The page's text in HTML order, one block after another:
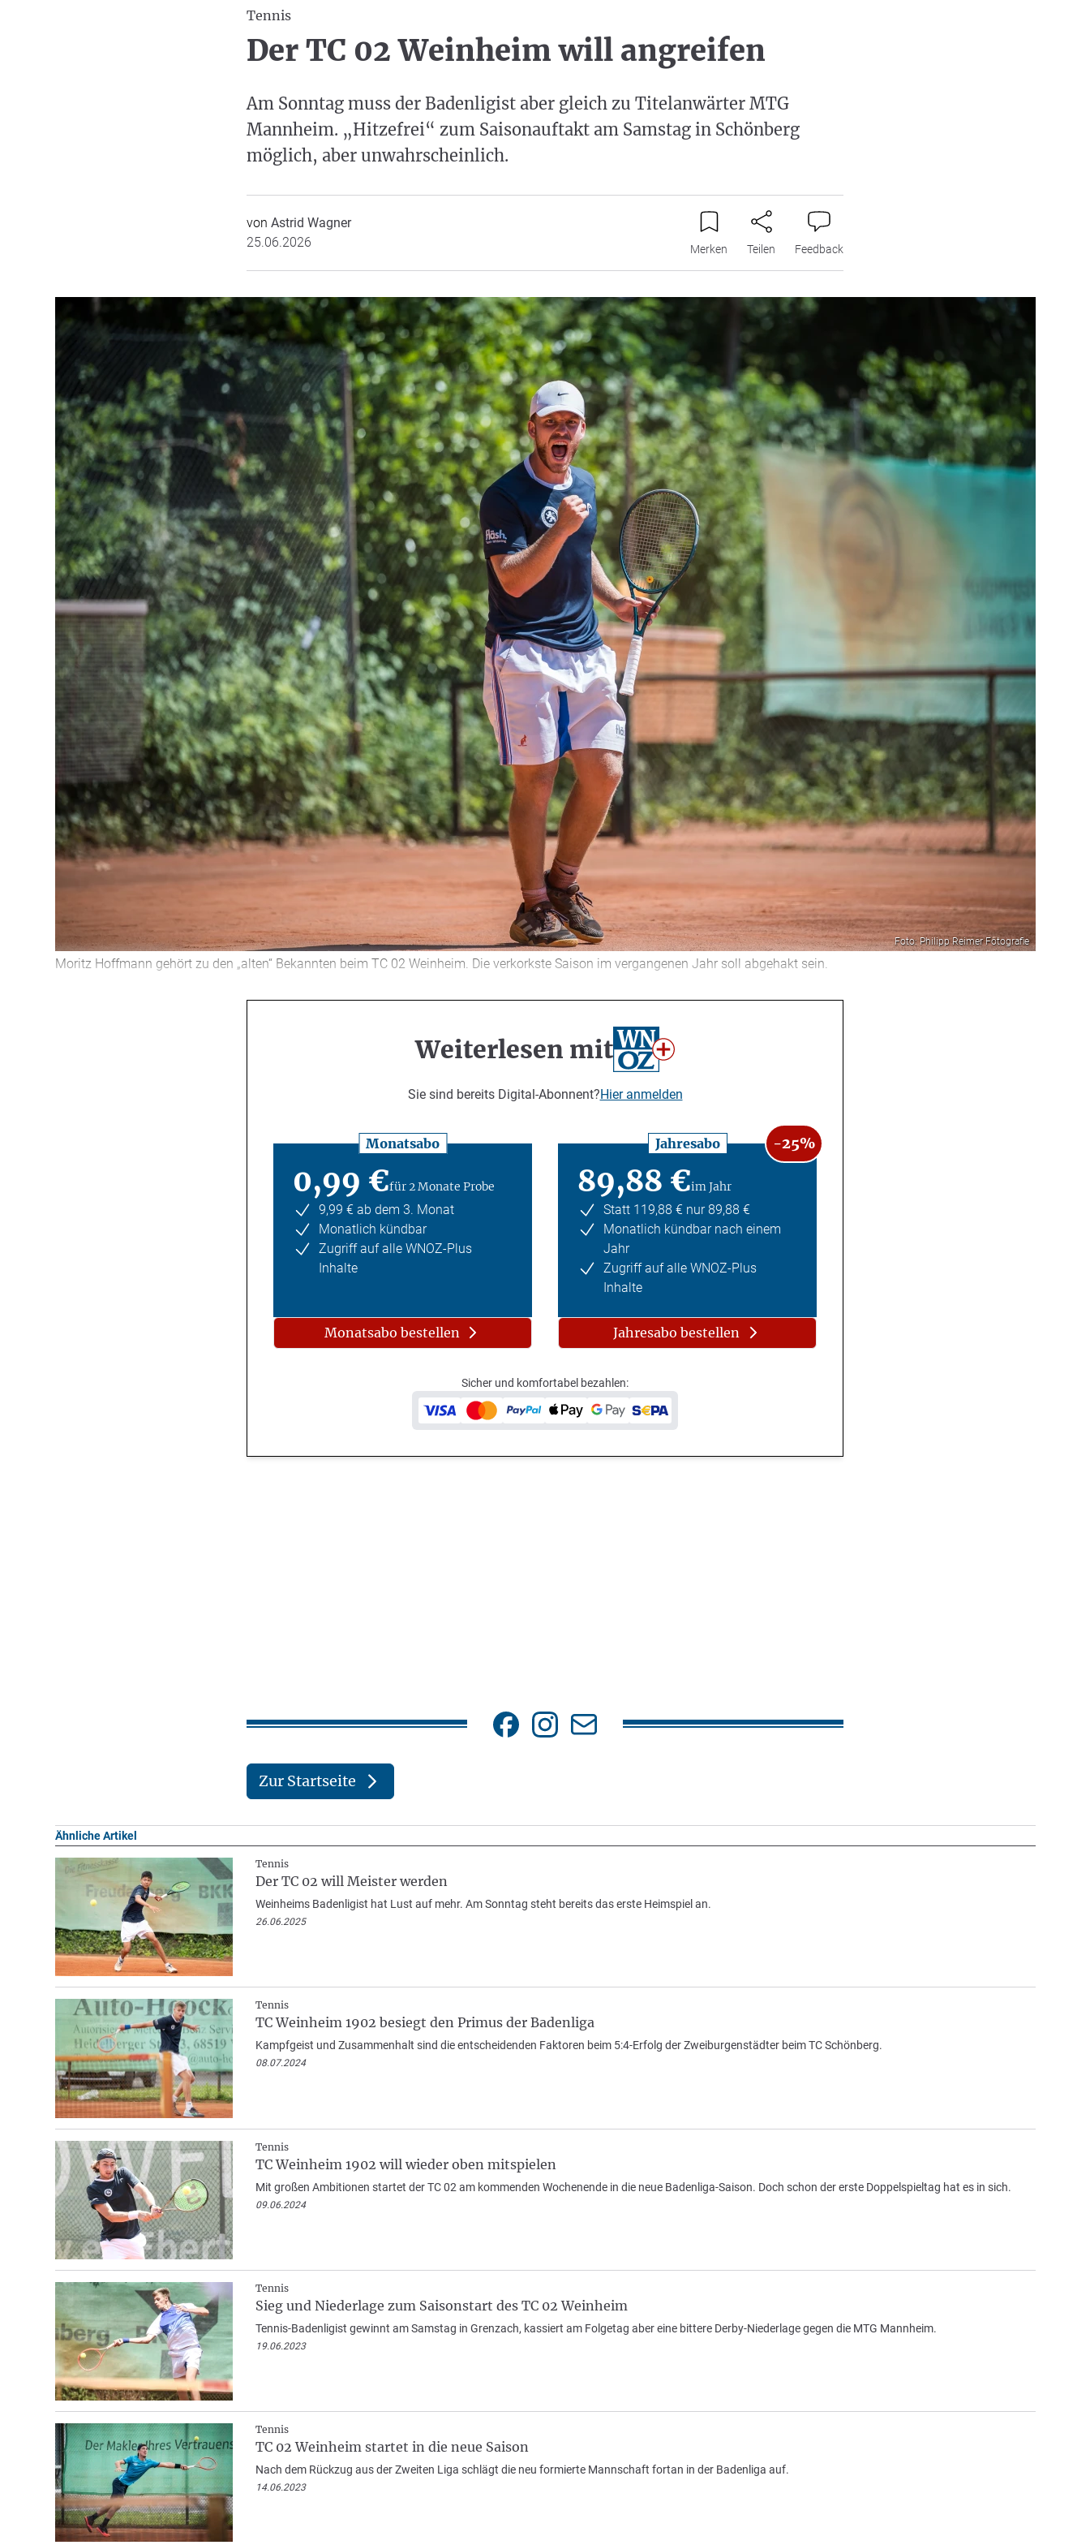
Tennis
Der TC 02 Weinheim will angreifen
Am Sonntag muss der Badenligist aber gleich zu Titelanwärter MTG
Mannheim. „Hitzefrei“ zum Saisonauftakt am Samstag in Schönberg
möglich, aber unwahrscheinlich.
von Astrid Wagner
25.06.2026
Merken Teilen Feedback
Foto: Philipp Reimer Fotografie
Moritz Hoffmann gehört zu den „alten“ Bekannten beim TC 02 Weinheim. Die verkorkste Saison im vergangenen Jahr soll abgehakt sein.
Weiterlesen mit
Sie sind bereits Digital-Abonnent?Hier anmelden
Monatsabo
0,99 €für 2 Monate Probe
9,99 € ab dem 3. Monat
Monatlich kündbar
Zugriff auf alle WNOZ-Plus
Inhalte
Monatsabo bestellen
Jahresabo -25%
89,88 €im Jahr
Statt 119,88 € nur 89,88 €
Monatlich kündbar nach einem
Jahr
Zugriff auf alle WNOZ-Plus
Inhalte
Jahresabo bestellen
Sicher und komfortabel bezahlen:
Zur Startseite
Ähnliche Artikel
Tennis
Der TC 02 will Meister werden
Weinheims Badenligist hat Lust auf mehr. Am Sonntag steht bereits das erste Heimspiel an.
26.06.2025
Tennis
TC Weinheim 1902 besiegt den Primus der Badenliga
Kampfgeist und Zusammenhalt sind die entscheidenden Faktoren beim 5:4-Erfolg der Zweiburgenstädter beim TC Schönberg.
08.07.2024
Tennis
TC Weinheim 1902 will wieder oben mitspielen
Mit großen Ambitionen startet der TC 02 am kommenden Wochenende in die neue Badenliga-Saison. Doch schon der erste Doppelspieltag hat es in sich.
09.06.2024
Tennis
Sieg und Niederlage zum Saisonstart des TC 02 Weinheim
Tennis-Badenligist gewinnt am Samstag in Grenzach, kassiert am Folgetag aber eine bittere Derby-Niederlage gegen die MTG Mannheim.
19.06.2023
Tennis
TC 02 Weinheim startet in die neue Saison
Nach dem Rückzug aus der Zweiten Liga schlägt die neu formierte Mannschaft fortan in der Badenliga auf.
14.06.2023